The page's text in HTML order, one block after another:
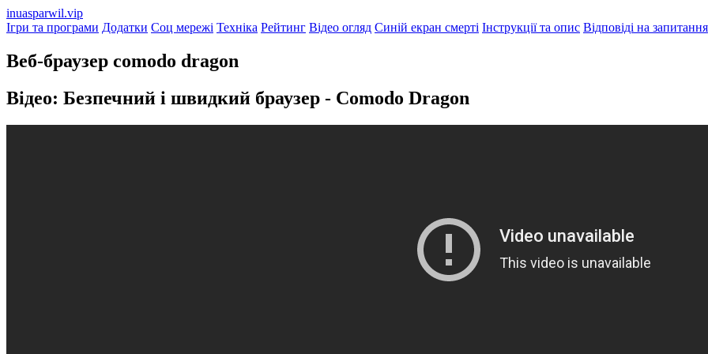
inuasparwil.vip
Ігри та програми Додатки Соц мережі Техніка Рейтинг Відео огляд Синій екран смерті Інструкції та опис Відповіді на запитання
Веб-браузер comodo dragon
Відео: Безпечний і швидкий браузер - Comodo Dragon